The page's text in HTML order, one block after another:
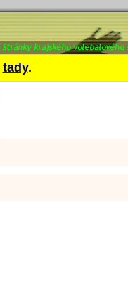
tady.